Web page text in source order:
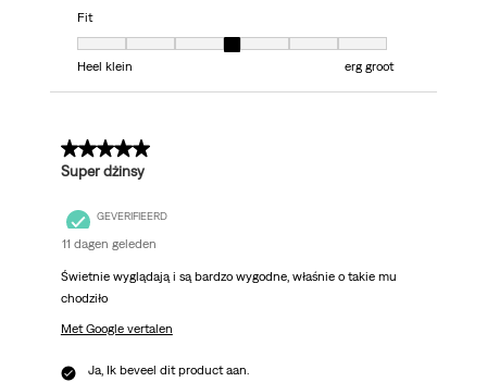
Fit
Fit, 4 van 7, waarbij 1 gelijk is aan Heel klein en 7 gelijk is aan erg groot
Heel klein
erg groot
5 van 5 sterren.
Super dżinsy
GEVERIFIEERD
11 dagen geleden
Świetnie wyglądają i są bardzo wygodne, właśnie o takie mu
chodziło
Met Google vertalen
Ja, Ik beveel dit product aan.